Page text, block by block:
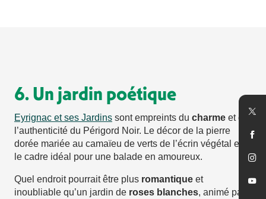
6. Un jardin poétique
Eyrignac et ses Jardins sont empreints du charme et de
l’authenticité du Périgord Noir. Le décor de la pierre
dorée mariée au camaïeu de verts de l’écrin végétal est
le cadre idéal pour une balade en amoureux.
Quel endroit pourrait être plus romantique et
inoubliable qu’un jardin de roses blanches, animé par